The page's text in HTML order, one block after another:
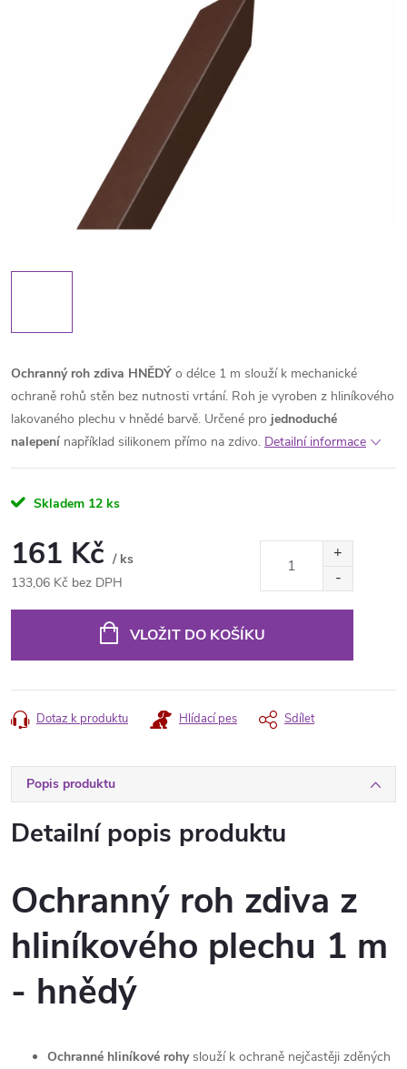
Ochranný roh zdiva HNĚDÝ o délce 1 m slouží k mechanické
ochraně rohů stěn bez nutnosti vrtání. Roh je vyroben z hliníkového
lakovaného plechu v hnědé barvě. Určené pro jednoduché
nalepení například silikonem přímo na zdivo. Detailní informace
Skladem 12 ks
161 Kč / ks
133,06 Kč bez DPH
VLOŽIT DO KOŠÍKU
Dotaz k produktu Hlídací pes Sdílet
Popis produktu
Detailní popis produktu
Ochranný roh zdiva z
hliníkového plechu 1 m
- hnědý
Ochranné hliníkové rohyslouží k ochraně nejčastěji zděných